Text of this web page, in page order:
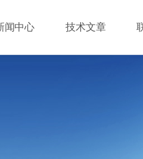
闻中心 技术文章